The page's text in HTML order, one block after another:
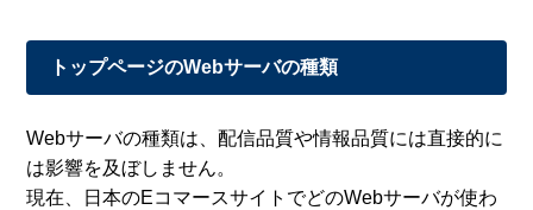
トップページのWebサーバの種類
Webサーバの種類は、配信品質や情報品質には直接的に
は影響を及ぼしません。
現在、日本のEコマースサイトでどのWebサーバが使わ